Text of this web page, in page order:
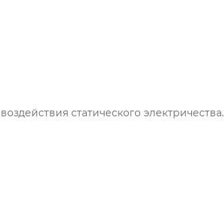
статического электричества.